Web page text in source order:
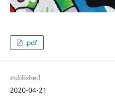
.pdf
Published
2020-04-21